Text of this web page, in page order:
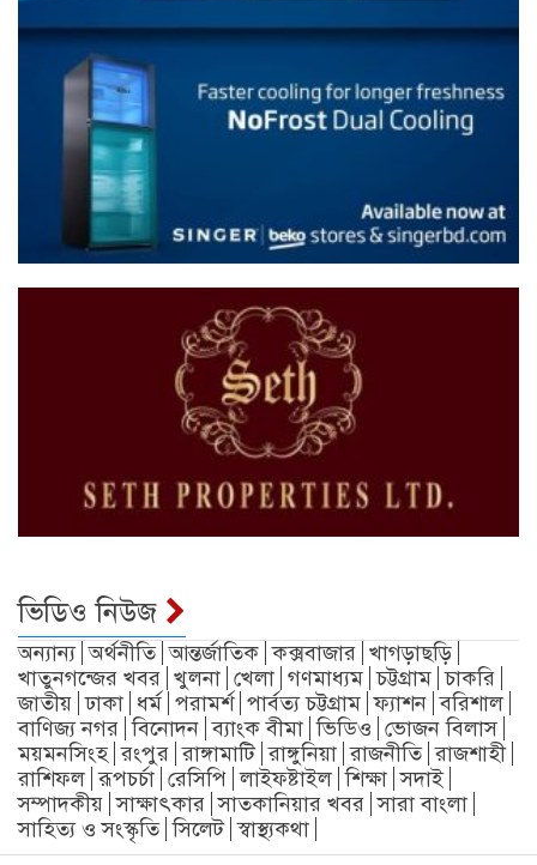
ভিডিও নিউজ
অন্যান্য অর্থনীতি আন্তর্জাতিক কক্সবাজার খাগড়াছড়ি
খাতুনগন্জের খবর খুলনা খেলা গণমাধ্যম চট্টগ্রাম চাকরি
জাতীয় ঢাকা ধর্ম পরামর্শ পার্বত্য চট্টগ্রাম ফ্যাশন বরিশাল
বাণিজ্য নগর বিনোদন ব্যাংক বীমা ভিডিও ভোজন বিলাস
ময়মনসিংহ রংপুর রাঙ্গামাটি রাঙ্গুনিয়া রাজনীতি রাজশাহী
রাশিফল রূপচর্চা রেসিপি লাইফষ্টাইল শিক্ষা সদাই
সম্পাদকীয় সাক্ষাৎকার সাতকানিয়ার খবর সারা বাংলা
সাহিত্য ও সংস্কৃতি সিলেট স্বাস্থ্যকথা